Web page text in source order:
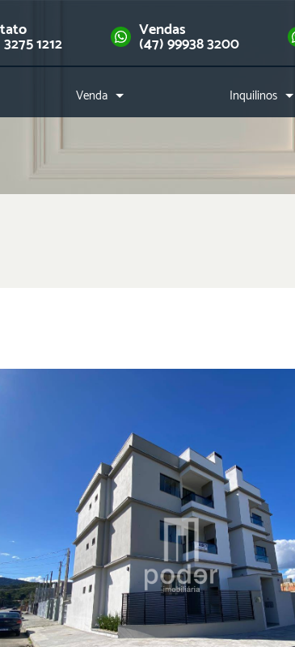
1212
Vendas
(47) 99938 3200
Venda Inquilinos
Downloads